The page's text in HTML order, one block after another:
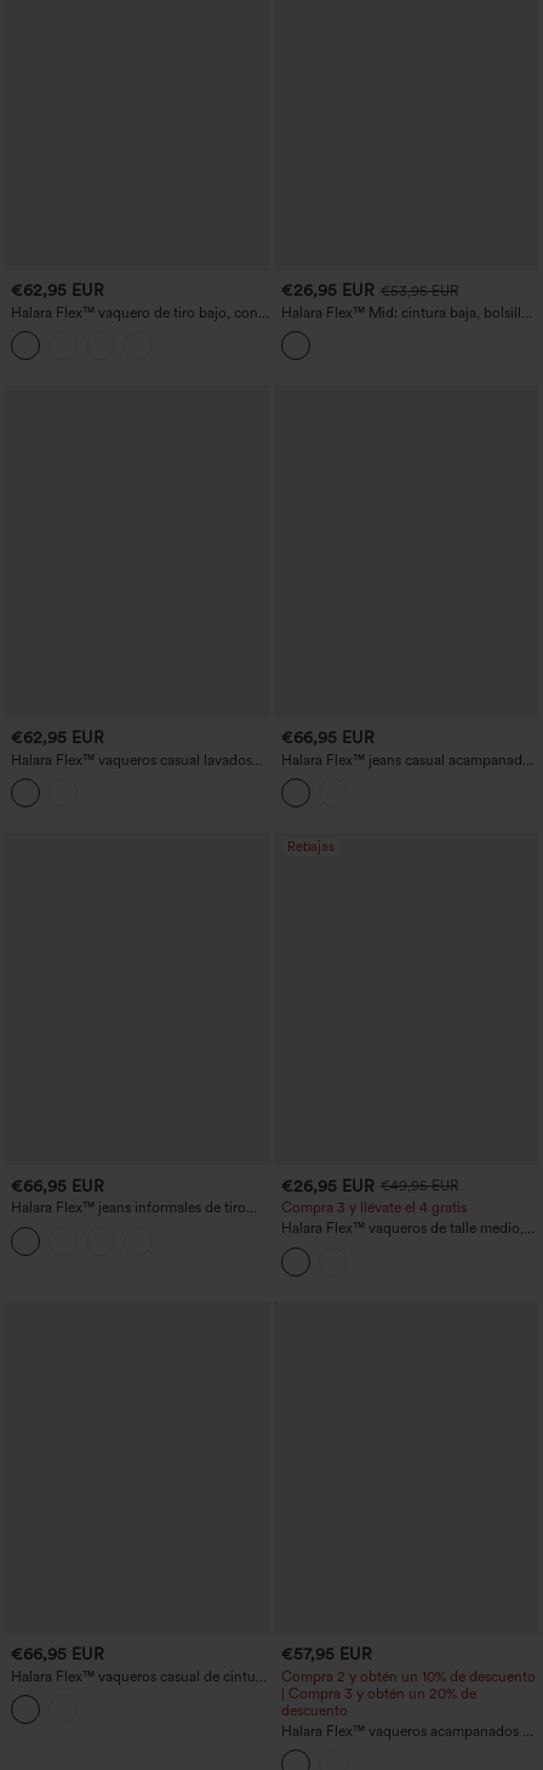
€62,95 EUR
Halara Flex™ vaquero de tiro bajo, con
bolsillos con cremallera, holgado y de
pernera ancha, efecto desgastado,
informal
€26,95 EUR €53,95 EUR
Halara Flex™ Mid: cintura baja, bolsillos
con cremallera, lavado, vaqueros tipo
mom de corte relajado
€62,95 EUR
Halara Flex™ vaqueros casual lavados
de tiro bajo y pernera recta con bolsillos
€66,95 EUR
Halara Flex™ jeans casual acampanados
de tiro bajo con bolsillos
€66,95 EUR
Halara Flex™ jeans informales de tiro
medio 7/8 de pierna ancha con bolsillos
Rebajas
€26,95 EUR €49,95 EUR
Compra 3 y llévate el 4 gratis
Halara Flex™ vaqueros de talle medio,
lavados y holgados con bolsillos
€66,95 EUR
Halara Flex™ vaqueros casual de cintura
alta y pernera recta con bolsillos
€57,95 EUR
Compra 2 y obtén un 10% de descuento
| Compra 3 y obtén un 20% de
descuento
Halara Flex™ vaqueros acampanados de
talle alto con doble cinturilla, control de
abdomen y bolsillos